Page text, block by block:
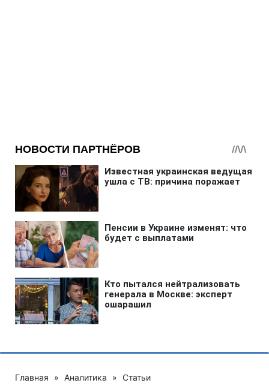
Главная » Аналитика » Статьи